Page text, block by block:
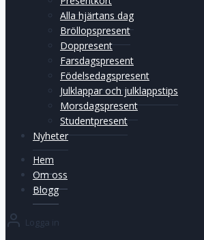
Alla hjärtans dag
Bröllopspresent
Doppresent
Farsdagspresent
Födelsedagspresent
Julklappar och julklappstips
Morsdagspresent
Studentpresent
Nyheter
Hem
Om oss
Blogg
Logga in